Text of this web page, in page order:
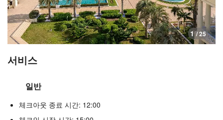
1 / 25
서비스
일반
체크아웃 종료 시간: 12:00